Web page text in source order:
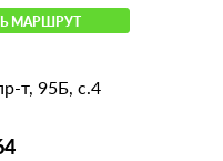
МАРШРУТ
т, 95Б, с.4